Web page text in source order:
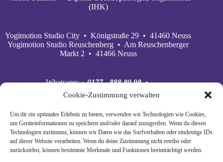
Cookie-Zustimmung verwalten
Um dir ein optimales Erlebnis zu bieten, verwenden wir Technologien wie Cookies,
um Geräteinformationen zu speichern und/oder darauf zuzugreifen. Wenn du diesen
Technologien zustimmst, können wir Daten wie das Surfverhalten oder eindeutige IDs
auf dieser Website verarbeiten. Wenn du deine Zustimmung nicht erteilst oder
zurückziehst, können bestimmte Merkmale und Funktionen beeinträchtigt werden.
(IHK)
Yogimotion Studio City • Königstraße 29 • 41460 Neuss
Yogimotion Studio Reuschenberg • Am Reuschenberger
Markt 2 • 41466 Neuss
Whatsapp:» 0177 - 888 80 98•
Mobil:
» 0177 - 888 80 98
E‑Mail:» wiebke@yogimotion.de•
Youtube:» yogimotion• XING:» Wiebke Schäkel